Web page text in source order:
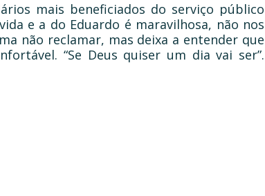
mais beneficiados do serviço público
e a do Eduardo é maravilhosa, não nos
não reclamar, mas deixa a entender que
“Se Deus quiser um dia vai ser”.